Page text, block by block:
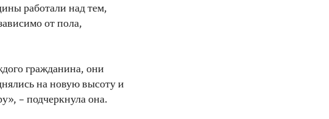
работали над тем,
от пола,
гражданина, они
на новую высоту и
– подчеркнула она.